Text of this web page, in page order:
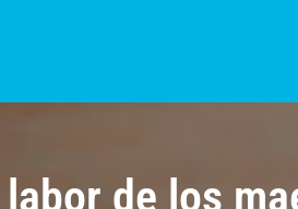
de los